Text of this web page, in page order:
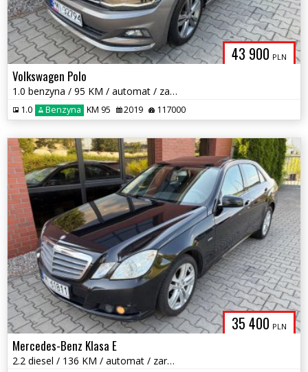
43 900 PLN
Volkswagen Polo
1.0 benzyna / 95 KM / automat / zarej w PL / zadbany / zamiana
1.0 Benzyna KM 95 2019 117000
35 400 PLN
Mercedes-Benz Klasa E
2.2 diesel / 136 KM / automat / zarej w PL / zadbany / zamiana